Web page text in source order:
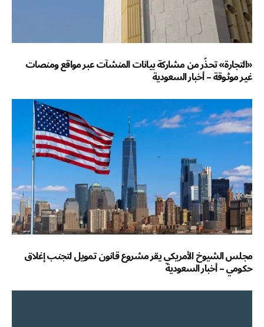
«التجارة» تحذّر من مشاركة بيانات المنشآت عبر مواقع ومنصات
غير موثوقة – أخبار السعودية
مجلس الشيوخ الأمريكي يقر مشروع قانون تمويل لتجنب إغلاق
حكومي – أخبار السعودية